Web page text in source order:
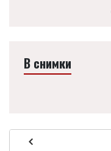
В снимки